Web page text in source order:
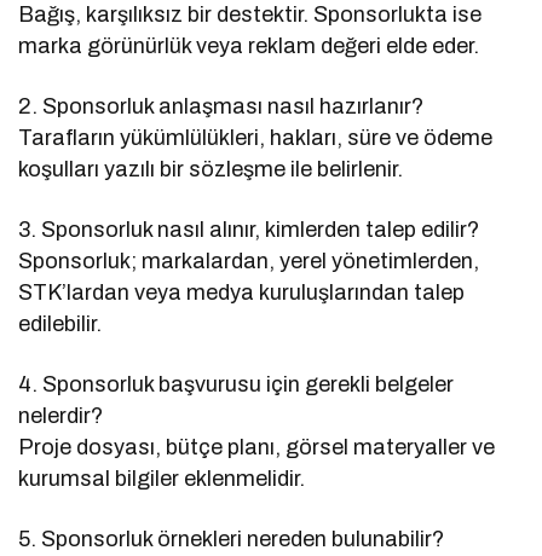
Bağış, karşılıksız bir destektir. Sponsorlukta ise
marka görünürlük veya reklam değeri elde eder.
2. Sponsorluk anlaşması nasıl hazırlanır?
Tarafların yükümlülükleri, hakları, süre ve ödeme
koşulları yazılı bir sözleşme ile belirlenir.
3. Sponsorluk nasıl alınır, kimlerden talep edilir?
Sponsorluk; markalardan, yerel yönetimlerden,
STK’lardan veya medya kuruluşlarından talep
edilebilir.
4. Sponsorluk başvurusu için gerekli belgeler
nelerdir?
Proje dosyası, bütçe planı, görsel materyaller ve
kurumsal bilgiler eklenmelidir.
5. Sponsorluk örnekleri nereden bulunabilir?